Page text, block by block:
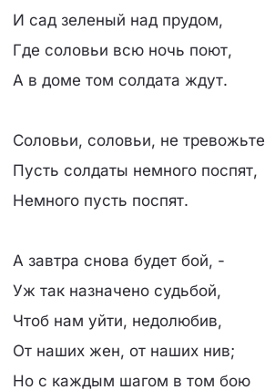
И сад зеленый над прудом,
Где соловьи всю ночь поют,
А в доме том солдата ждут.
Соловьи, соловьи, не
Пусть солдаты немного поспят,
Немного пусть поспят.
А завтра снова будет бой, -
Уж так назначено судьбой,
Чтоб нам уйти, недолюбив,
От наших жен, от наших нив;
Но с каждым шагом в том бою